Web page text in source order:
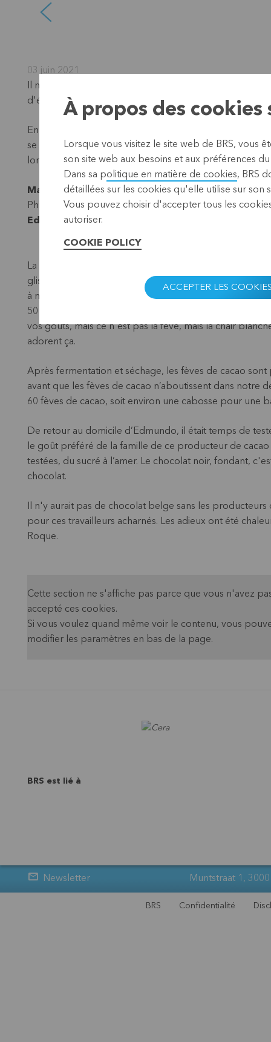
03 juin 2021
Il n'y aurait pas de chocolat belge sans producteurs
d'épargne et de crédit Unión El Ejido.
En mars 2021, le photographe
se trouvaient quelques boîtes de dégustation de
lors de son voyage inversé du chocolat à la fève de
Mariana Arana, la PDG enthousiaste de notre
Philippe à San Roque, un village de montagne dans le
Edmundo Ruiz,un fidèle client de la coopérative
La randonnée s'est avérée éprouvante dans cette
glissants. Mais pas pour Edmundo et ses enfants, qui
à montrer fièrement leur plantation. Les fruits rouges
50 fèves de cacao dans une chair blanche. Les fèves
vos goûts, mais ce n'est pas la fève, mais la chair
adorent ça.
Après fermentation et séchage, les fèves de cacao
avant que les fèves de cacao n’aboutissent dans
60 fèves de cacao, soit environ une cabosse pour une
De retour au domicile d’Edmundo, il était temps de
le goût préféré de la famille de ce producteur de
testées, du sucré à l’amer. Le chocolat noir, fondant,
chocolat.
Il n'y aurait pas de chocolat belge sans les
pour ces travailleurs acharnés. Les adieux ont été
Roque.
Cette section ne s'affiche pas parce que vous n'avez
accepté ces cookies.
Si vous voulez quand même voir le contenu, vous
modifier les paramètres en bas de la page.
BRS est lié à
Newsletter Muntstraat 1,
BRS Confidentialité
À propos des cookies
Lorsque vous visitez le site web de BRS, vous
son site web aux besoins et aux préférences
Dans sa politique en matière de cookies, BRS
détaillées sur les cookies qu'elle utilise sur son
Vous pouvez choisir d'accepter tous les
autoriser.
COOKIE POLICY
ACCEPTER LES